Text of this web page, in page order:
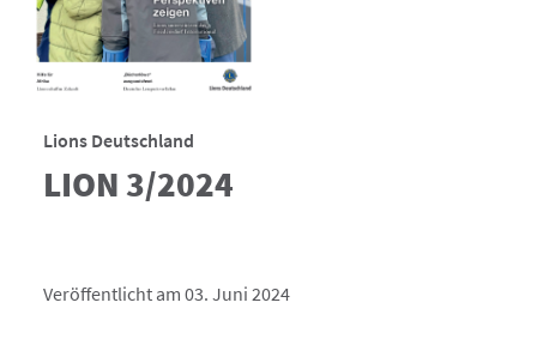
Lions Deutschland
LION 3/2024
Veröffentlicht am 03. Juni 2024